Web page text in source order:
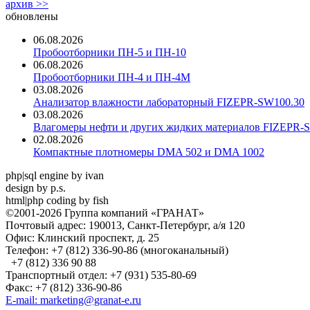
архив >>
обновлены
06.08.2026
Пробоотборники ПН-5 и ПН-10
06.08.2026
Пробоотборники ПН-4 и ПН-4М
03.08.2026
Анализатор влажности лабораторный FIZEPR-SW100.30
03.08.2026
Влагомеры нефти и других жидких материалов FIZEPR-
02.08.2026
Компактные плотномеры DMA 502 и DMA 1002
php|sql engine by ivan
design by p.s.
html|php coding by fish
©2001-2026 Группа компаний «ГРАНАТ»
Почтовый адрес: 190013, Санкт-Петербург, а/я 120
Офис: Клинский проспект, д. 25
Телефон: +7 (812) 336-90-86 (многоканальный)
+7 (812) 336 90 88
Транспортный отдел: +7 (931) 535-80-69
Факс: +7 (812) 336-90-86
E-mail: marketing@granat-e.ru